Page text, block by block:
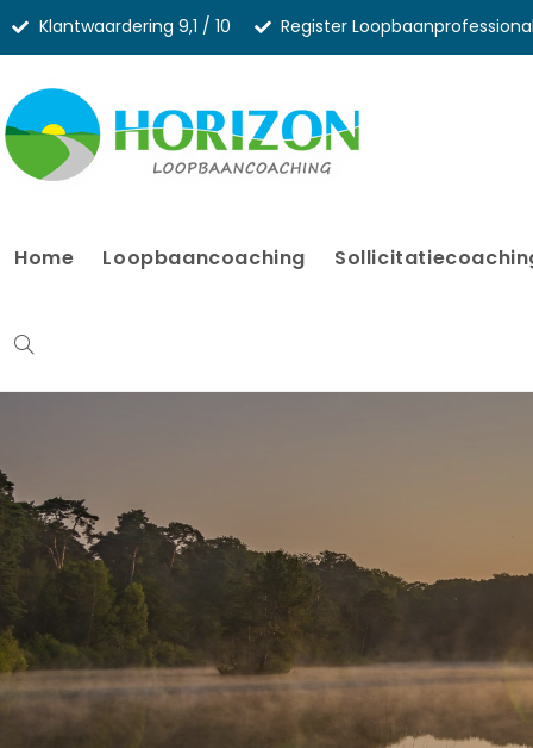
Klantwaardering 9,1 / 10 Register Loopbaanprofessional
Home Loopbaancoaching